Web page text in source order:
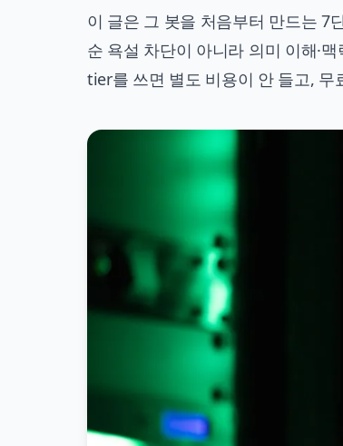
이 글은 그 봇을 처음부터 만드는 7
순 욕설 차단이 아니라 의미 이해·
tier를 쓰면 별도 비용이 안 들고,